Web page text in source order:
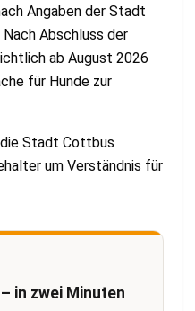
Angaben der Stadt
Abschluss der
ab August 2026
für Hunde zur
Stadt Cottbus
um Verständnis für
in zwei Minuten